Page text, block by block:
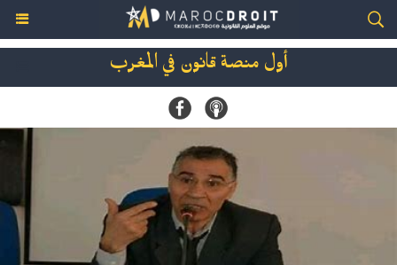
أول منصة قانون في المغرب